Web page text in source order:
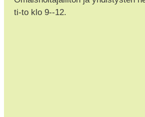
ti-to klo 9--12.